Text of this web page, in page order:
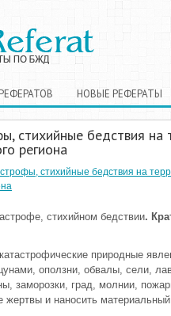
НОВЫЕ РЕФЕРАТЫ
стихийные бедствия на
региона
стихийные бедствия на
стихийном бедствии.
природные
оползни, обвалы, сели,
заморозки, град, молнии,
жертвы и наносить